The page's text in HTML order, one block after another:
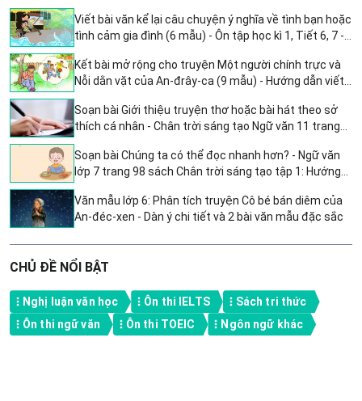
Viết bài văn kể lại câu chuyện ý nghĩa về tình bạn hoặc
tình cảm gia đình (6 mẫu) - Ôn tập học kì 1, Tiết 6, 7 -
Kết bài mở rộng cho truyện Một người chính trực và
Nỗi dằn vặt của An-đrây-ca (9 mẫu) - Hướng dẫn viết
Soạn bài Giới thiệu truyện thơ hoặc bài hát theo sở
thích cá nhân - Chân trời sáng tạo Ngữ văn 11 trang
Soạn bài Chúng ta có thể đọc nhanh hơn? - Ngữ văn
lớp 7 trang 98 sách Chân trời sáng tạo tập 1: Hướng
Văn mẫu lớp 6: Phân tích truyện Cô bé bán diêm của
An-đéc-xen - Dàn ý chi tiết và 2 bài văn mẫu đặc sắc
CHỦ ĐỀ NỔI BẬT
Nghị luận văn học Ôn thi IELTS
Sách tri thức
Ôn thi ngữ văn
Ôn thi TOEIC Ngôn ngữ khác